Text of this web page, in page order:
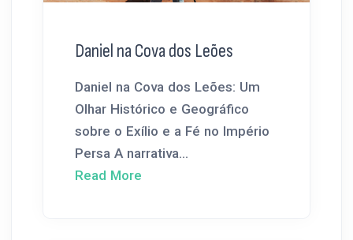
Daniel na Cova dos Leões
Daniel na Cova dos Leões: Um
Olhar Histórico e Geográfico
sobre o Exílio e a Fé no Império
Persa A narrativa...
Read More